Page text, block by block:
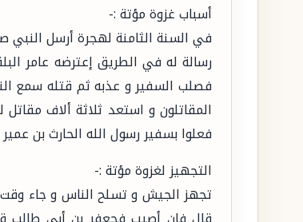
أسباب غزوة مؤتة :-
في السنة الثامنة لهجرة أرسل
رسالة له في الطريق إعترضه عامر
فصلب السفير و عذبه ثم قتله سمع
المقاتلون و استعد ثلاثة ألاف
فعلوا بسفير رسول الله الحارث بن
التجهيز لغزوة مؤتة :-
تجهز الجيش و تسلح الناس و جاء وقت